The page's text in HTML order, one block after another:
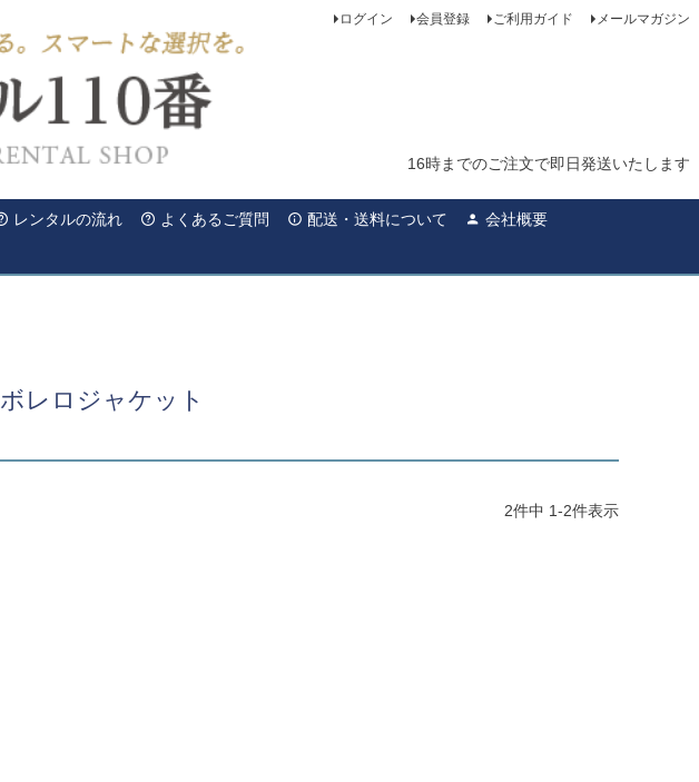
ログイン 会員登録 ご利用ガイド メールマガジン
16時までのご注文で即日発送いたします
レンタルの流れ よくあるご質問 配送・送料について 会社概要
ボレロジャケット
2件中 1-2件表示